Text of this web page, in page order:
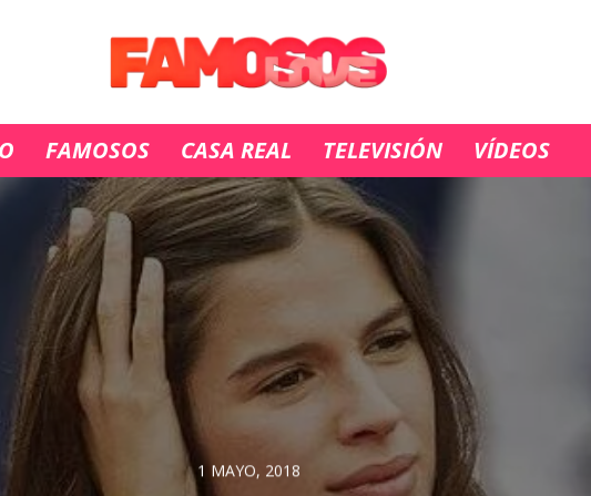
FAMOSOS CASA REAL TELEVISIÓN VÍDEOS
1 MAYO, 2018